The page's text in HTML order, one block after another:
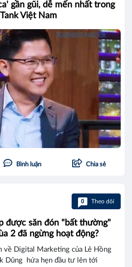
gần gũi, dễ mến nhất trong
Việt Nam
Bình luận Chia sẻ
0 Theo dõi
được săn đón "bất thường"
2 đã ngừng hoạt động?
về Digital Marketing của Lê Hồng
Dũng hứa hẹn đầu tư lên tới